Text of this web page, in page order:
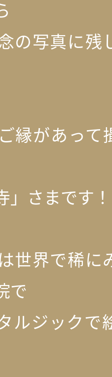
の写真に残
縁があって
」さまです
世界で稀に
で
ルジックで